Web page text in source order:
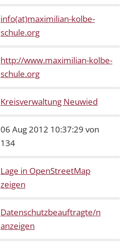
info(at)maximilian-kolbe-
schule.org
http://www.maximilian-kolbe-
schule.org
Kreisverwaltung Neuwied
06 Aug 2012 10:37:29 von
134
Lage in OpenStreetMap
zeigen
Datenschutzbeauftragte/n
anzeigen